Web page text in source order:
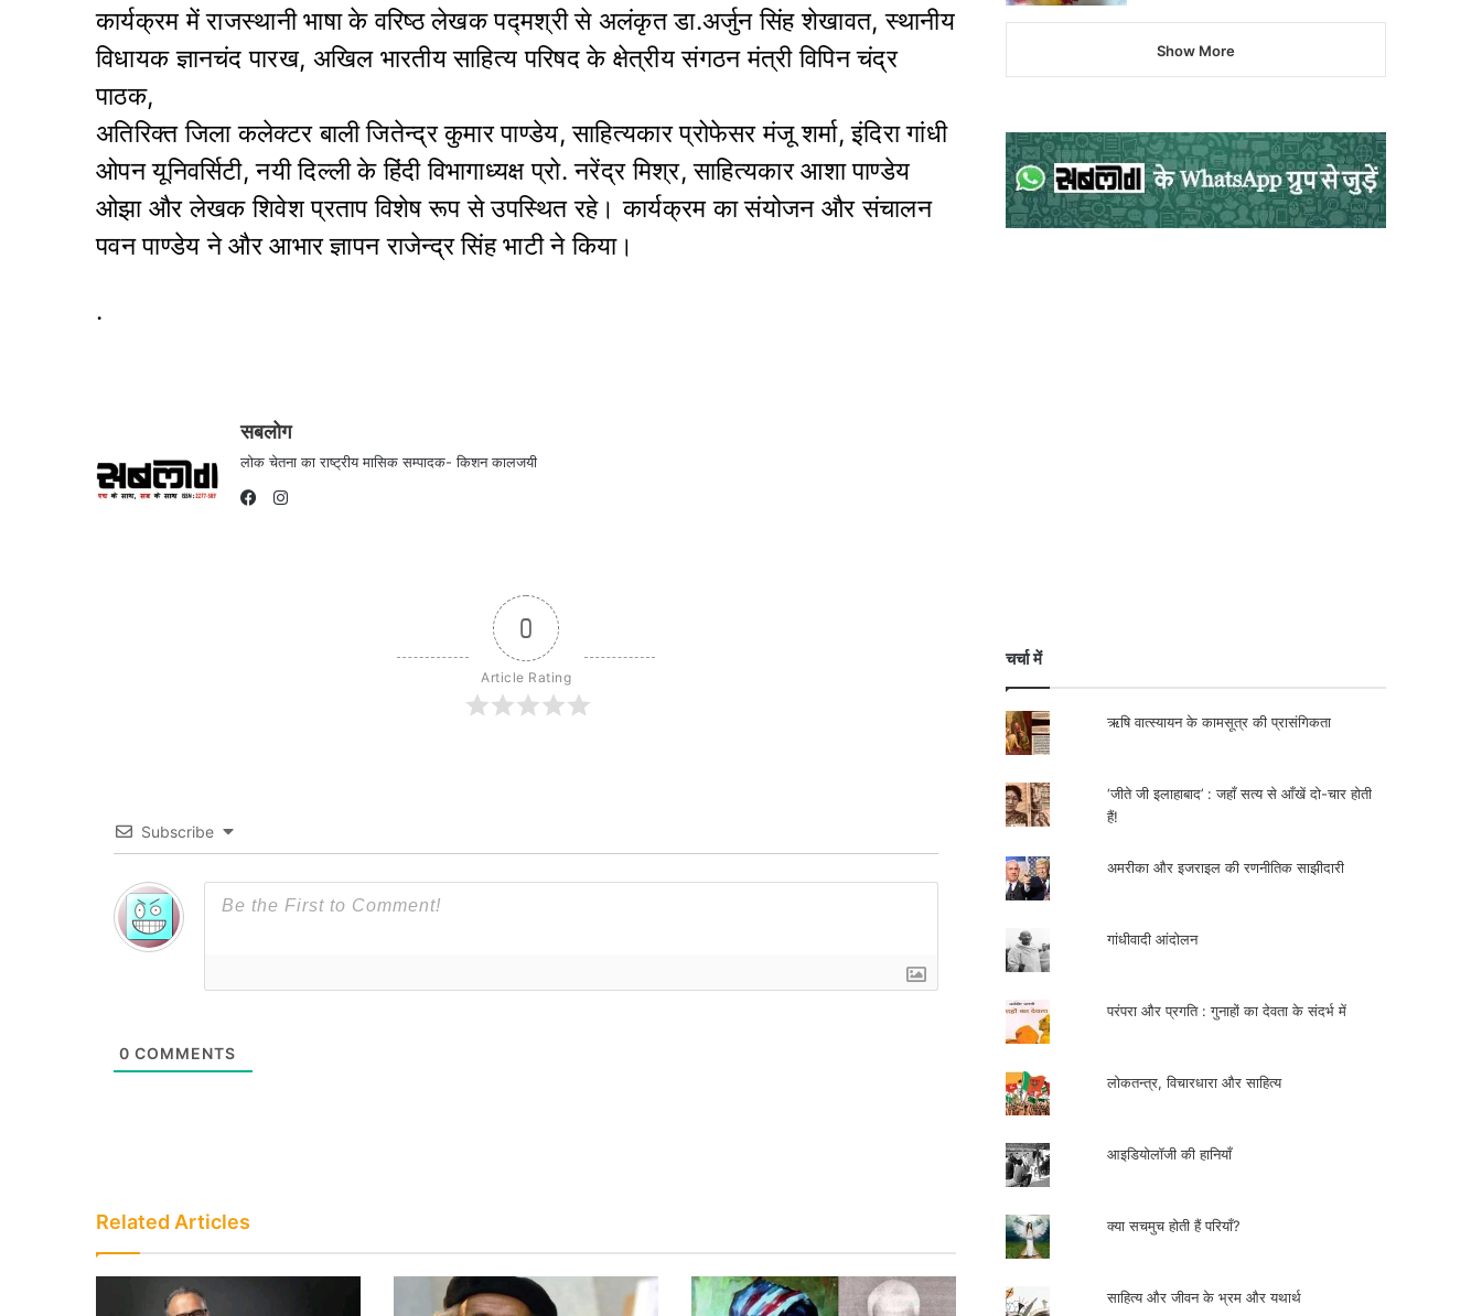
कार्यक्रम में राजस्थानी भाषा के वरिष्ठ लेखक पद्मश्री से अलंकृत डा.अर्जुन सिंह शेखावत, स्थानीय
विधायक ज्ञानचंद पारख, अखिल भारतीय साहित्य परिषद के क्षेत्रीय संगठन मंत्री विपिन चंद्र
पाठक,
अतिरिक्त जिला कलेक्टर बाली जितेन्द्र कुमार पाण्डेय, साहित्यकार प्रोफेसर मंजू शर्मा, इंदिरा गांधी
ओपन यूनिवर्सिटी, नयी दिल्ली के हिंदी विभागाध्यक्ष प्रो. नरेंद्र मिश्र, साहित्यकार आशा पाण्डेय
ओझा और लेखक शिवेश प्रताप विशेष रूप से उपस्थित रहे। कार्यक्रम का संयोजन और संचालन
पवन पाण्डेय ने और आभार ज्ञापन राजेन्द्र सिंह भाटी ने किया।
.
सबलोग
लोक चेतना का राष्ट्रीय मासिक सम्पादक- किशन कालजयी
Instagram
0
Article Rating
Subscribe
0 COMMENTS
Related Articles
Show More
चर्चा में
ऋषि वात्स्यायन के कामसूत्र की प्रासंगिकता
‘जीते जी इलाहाबाद’ : जहाँ सत्य से आँखें दो-चार होती
हैं!
अमरीका और इजराइल की रणनीतिक साझीदारी
गांधीवादी आंदोलन
परंपरा और प्रगति : गुनाहों का देवता के संदर्भ में
लोकतन्त्र, विचारधारा और साहित्य
आइडियोलॉजी की हानियाँ
क्या सचमुच होती हैं परियाँ?
साहित्य और जीवन के भ्रम और यथार्थ